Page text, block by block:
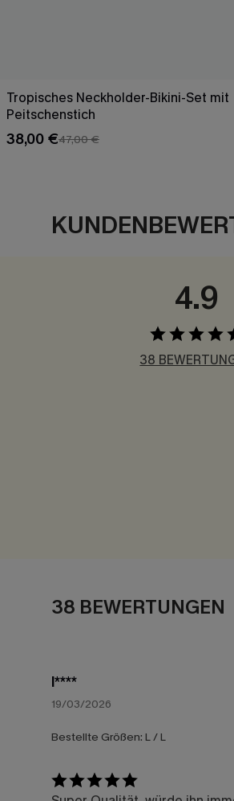
Tropisches Neckholder-Bikini-Set mit
Peitschenstich
38,00 €47,00 €
4.9
38
38 BEWERTUNGEN
l****
19/03/2026
Bestellte Größen: L / L